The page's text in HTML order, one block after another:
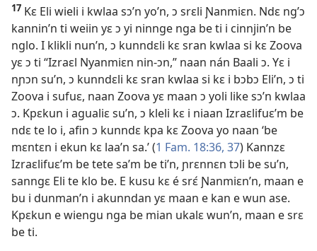
17 Kɛ Eli wieli i kwlaa sɔ’n yo’n, ɔ srɛli Ɲanmiɛn. Ndɛ ng’ɔ
kannin’n ti weiin yɛ ɔ yi ninnge nga be ti i cinnjin’n be
nglo. I klikli nun’n, ɔ kunndɛli kɛ sran kwlaa si kɛ Zoova
yɛ ɔ ti “Izraɛl Nyanmiɛn nin-ɔn,” naan nán Baali ɔ. Yɛ i
nɲɔn su’n, ɔ kunndɛli kɛ sran kwlaa si kɛ i bɔbɔ Eli’n, ɔ ti
Zoova i sufuɛ, naan Zoova yɛ maan ɔ yoli like sɔ’n kwlaa
ɔ. Kpɛkun i agualiɛ su’n, ɔ kleli kɛ i niaan Izraɛlifuɛ’m be
ndɛ te lo i, afin ɔ kunndɛ kpa kɛ Zoova yo naan ‘be
mɛntɛn i ekun kɛ laa’n sa.’ (1 Fam. 18:36, 37) Kannzɛ
Izraɛlifuɛ’m be tete sa’m be ti’n, ɲrɛnnɛn tɔli be su’n,
sanngɛ Eli te klo be. E kusu kɛ é srɛ́ Ɲanmiɛn’n, maan e
bu i dunman’n i akunndan yɛ maan e kan e wun ase.
Kpɛkun e wiengu nga be mian ukalɛ wun’n, maan e srɛ
be ti.